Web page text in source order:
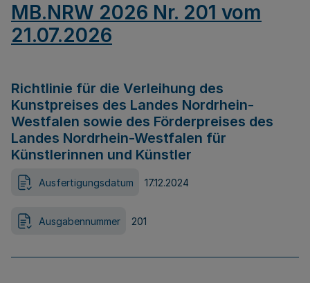
MB.NRW 2026 Nr. 201 vom
21.07.2026
Richtlinie für die Verleihung des
Kunstpreises des Landes Nordrhein-
Westfalen sowie des Förderpreises des
Landes Nordrhein-Westfalen für
Künstlerinnen und Künstler
Ausfertigungsdatum 17.12.2024
Ausgabennummer 201